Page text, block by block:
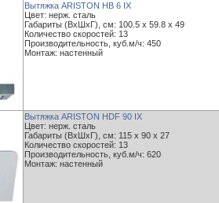
Вытяжка ARISTON HB 6 IX
Цвет: нерж. сталь
Габариты (ВxШxГ), см: 100.5 x 59.8 x 49
Количество скоростей: 13
Производительность, куб.м/ч: 450
Монтаж: настенный
Вытяжка ARISTON HDF 90 IX
Цвет: нерж. сталь
Габариты (ВxШxГ), см: 115 x 90 x 27
Количество скоростей: 13
Производительность, куб.м/ч: 620
Монтаж: настенный